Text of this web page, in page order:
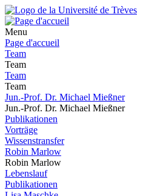
Menu
Page d'accueil
Team
Team
Team
Team
Jun.-Prof. Dr. Michael Mießner
Jun.-Prof. Dr. Michael Mießner
Publikationen
Vorträge
Wissenstransfer
Robin Marlow
Robin Marlow
Lebenslauf
Publikationen